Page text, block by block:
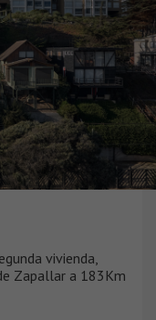
vivienda,
Zapallar a 183Km